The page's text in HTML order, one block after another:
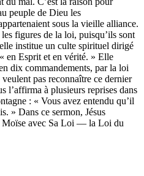
peuple de Dieu les
sous la vieille alliance.
figures de la loi, puisqu’ils sont
institue un culte spirituel dirigé
en Esprit et en vérité. » Elle
dix commandements, par la loi
pas reconnaître ce dernier
l’affirma à plusieurs reprises dans
: « Vous avez entendu qu’il
» Dans ce sermon, Jésus
Moïse avec Sa Loi — la Loi du